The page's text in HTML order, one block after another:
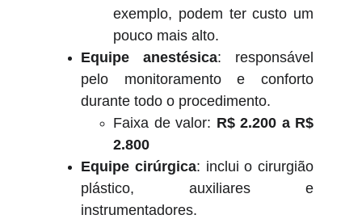
exemplo, podem ter custo um
pouco mais alto.
Equipe anestésica: responsável
pelo monitoramento e conforto
durante todo o procedimento.
Faixa de valor: R$ 2.200 a R$
2.800
Equipe cirúrgica: inclui o cirurgião
plástico, auxiliares e
instrumentadores.